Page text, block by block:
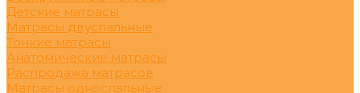
Детские матрасы
Матрасы двуспальные
Тонкие матрасы
Анатомические матрасы
Распродажа матрасов
Матрасы односпальные